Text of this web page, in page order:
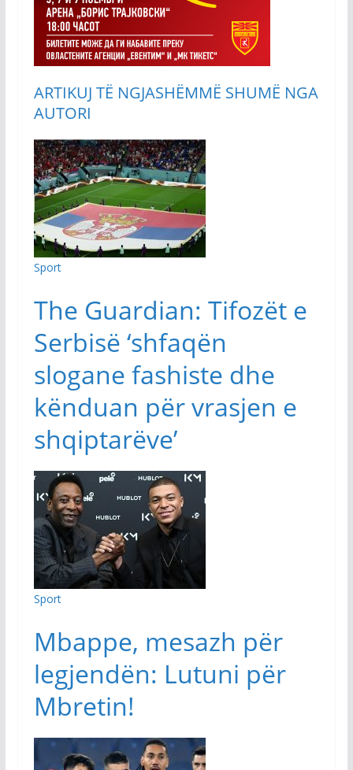
ARTIKUJ TË NGJASHËMMË SHUMË NGA
AUTORI
Sport
The Guardian: Tifozët e
Serbisë ‘shfaqën
slogane fashiste dhe
kënduan për vrasjen e
shqiptarëve’
Sport
Mbappe, mesazh për
legjendën: Lutuni për
Mbretin!